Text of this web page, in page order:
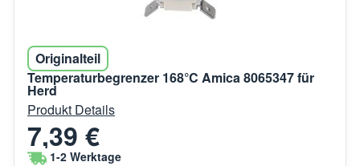
Originalteil
Temperaturbegrenzer 168°C Amica 8065347 für
Herd
Produkt Details
7,39 €
1-2 Werktage